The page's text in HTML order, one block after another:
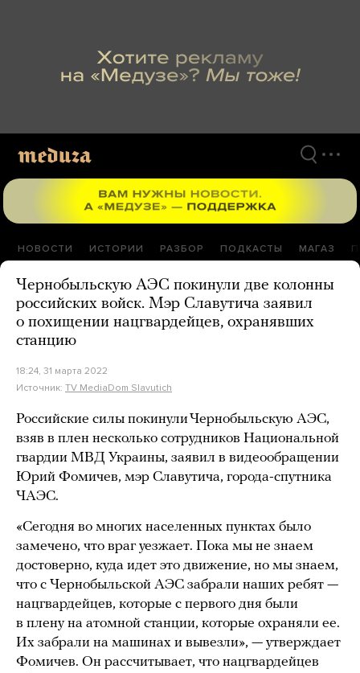
НОВОСТИ ИСТОРИИ РАЗБОР ПОДКАСТЫ МАГАЗ
Чернобыльскую АЭС покинули две колонны
российских войск. Мэр Славутича заявил
о похищении нацгвардейцев, охранявших
станцию
18:24, 31 марта 2022
Источник: TV MediaDom Slavutich
Российские силы покинули Чернобыльскую АЭС,
взяв в плен несколько сотрудников Национальной
гвардии МВД Украины, заявил в видеообращении
Юрий Фомичев, мэр Славутича, города-спутника
ЧАЭС.
«Сегодня во многих населенных пунктах было
замечено, что враг уезжает. Пока мы не знаем
достоверно, куда идет это движение, но мы знаем,
что с Чернобыльской АЭС забрали наших ребят —
нацгвардейцев, которые с первого дня были
в плену на атомной станции, которые охраняли ее.
Их забрали на машинах и вывезли», — утверждает
Фомичев. Он рассчитывает, что нацгвардейцев